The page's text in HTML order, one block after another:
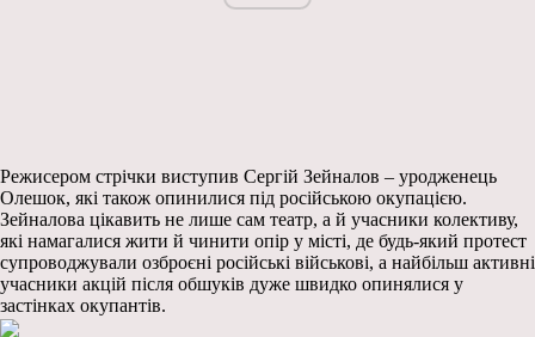
Режисером стрічки виступив Сергій Зейналов – уродженець
Олешок, які також опинилися під російською окупацією.
Зейналова цікавить не лише сам театр, а й учасники колективу,
які намагалися жити й чинити опір у місті, де будь-який протест
супроводжували озброєні російські військові, а найбільш активні
учасники акцій після обшуків дуже швидко опинялися у
застінках окупантів.